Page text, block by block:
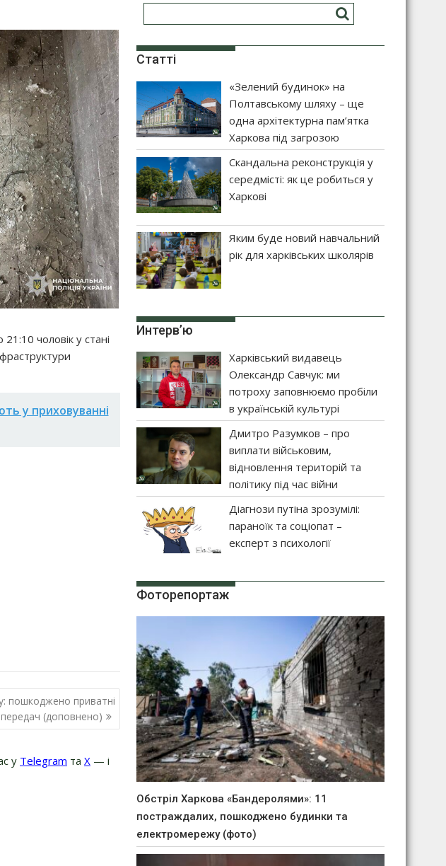
чоловік у стані
у приховуванні
пошкоджено приватні
(доповнено)
у Telegram та Х — і
Статті
«Зелений будинок» на
Полтавському шляху – ще
одна архітектурна пам’ятка
Харкова під загрозою
Скандальна реконструкція у
середмісті: як це робиться у
Харкові
Яким буде новий навчальний
рік для харківських школярів
Интерв’ю
Харківський видавець
Олександр Савчук: ми
потроху заповнюємо пробіли
в українській культурі
Дмитро Разумков – про
виплати військовим,
відновлення територій та
політику під час війни
Діагнози путіна зрозумілі:
параноїк та соціопат –
експерт з психології
Фоторепортаж
Обстріл Харкова «Бандеролями»: 11
постраждалих, пошкоджено будинки та
електромережу (фото)